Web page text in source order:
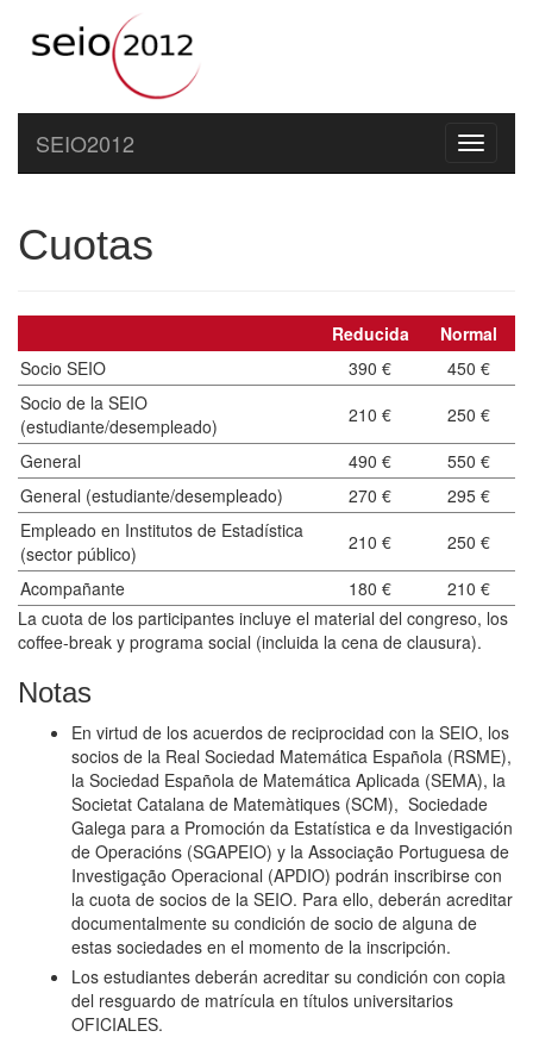
Toggle
SEIO2012
Cuotas
Reducida
Normal
Socio SEIO
390 €
450 €
Socio de la SEIO
(estudiante/desempleado)
210 €
250 €
General
490 €
550 €
General (estudiante/desempleado)
270 €
295 €
Empleado en Institutos de Estadística
(sector público)
210 €
250 €
Acompañante
180 €
210 €
La cuota de los participantes incluye el material del congreso, los
coffee-break y programa social (incluida la cena de clausura).
Notas
En virtud de los acuerdos de reciprocidad con la SEIO, los
socios de la Real Sociedad Matemática Española (RSME),
la Sociedad Española de Matemática Aplicada (SEMA), la
Societat Catalana de Matemàtiques (SCM), Sociedade
Galega para a Promoción da Estatística e da Investigación
de Operacións (SGAPEIO) y la Associação Portuguesa de
Investigação Operacional (APDIO) podrán inscribirse con
la cuota de socios de la SEIO. Para ello, deberán acreditar
documentalmente su condición de socio de alguna de
estas sociedades en el momento de la inscripción.
Los estudiantes deberán acreditar su condición con copia
del resguardo de matrícula en títulos universitarios
OFICIALES.